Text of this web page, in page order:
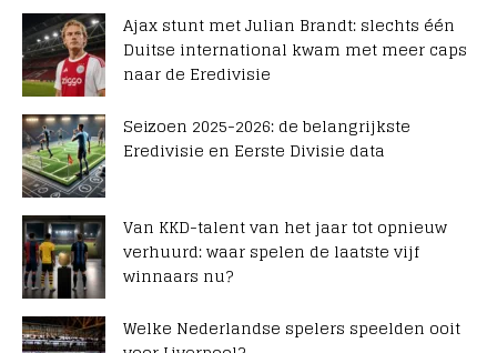
Ajax stunt met Julian Brandt: slechts één
Duitse international kwam met meer caps
naar de Eredivisie
Seizoen 2025-2026: de belangrijkste
Eredivisie en Eerste Divisie data
Van KKD-talent van het jaar tot opnieuw
verhuurd: waar spelen de laatste vijf
winnaars nu?
Welke Nederlandse spelers speelden ooit